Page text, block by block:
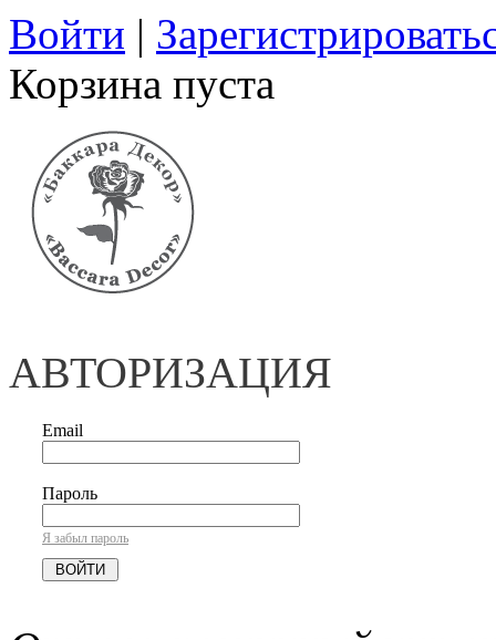
Войти |
Корзина пуста
АВТОРИЗАЦИЯ
Email
Пароль
Я забыл пароль